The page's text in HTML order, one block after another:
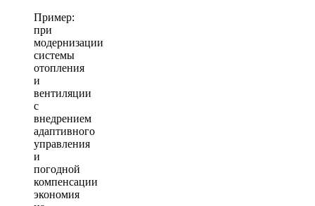
Пример:
при
модернизации
системы
отопления
и
вентиляции
с
внедрением
адаптивного
управления
и
погодной
компенсации
экономия